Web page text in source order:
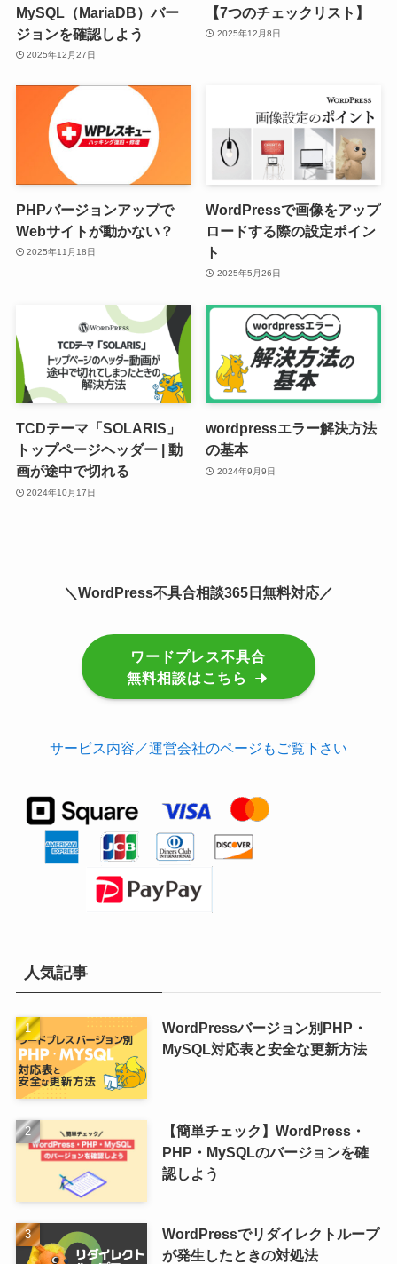
MySQL（MariaDB）バー
ジョンを確認しよう
2025年12月27日
【7つのチェックリスト】
2025年12月8日
PHPバージョンアップで
Webサイトが動かない？
2025年11月18日
WordPressで画像をアップ
ロードする際の設定ポイン
ト
2025年5月26日
TCDテーマ「SOLARIS」
トップページヘッダー | 動
画が途中で切れる
2024年10月17日
wordpressエラー解決方法
の基本
2024年9月9日
＼WordPress不具合相談365日無料対応／
ワードプレス不具合
無料相談はこちら
サービス内容／運営会社のページもご覧下さい
人気記事
WordPressバージョン別PHP・
MySQL対応表と安全な更新方法
【簡単チェック】WordPress・
PHP・MySQLのバージョンを確
認しよう
WordPressでリダイレクトループ
が発生したときの対処法